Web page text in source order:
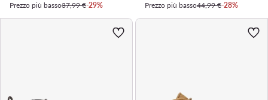
Prezzo più basso37,99 €-29%
Prezzo più basso44,99 €-28%